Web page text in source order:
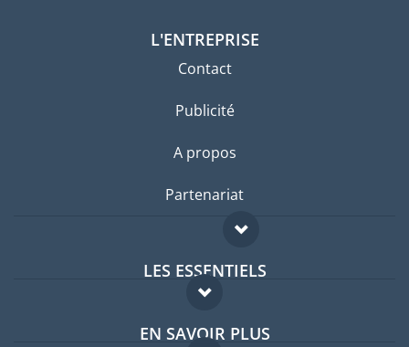
L'ENTREPRISE
Contact
Publicité
A propos
Partenariat
LES ESSENTIELS
Forum expatriés
Guides pays
EN SAVOIR PLUS